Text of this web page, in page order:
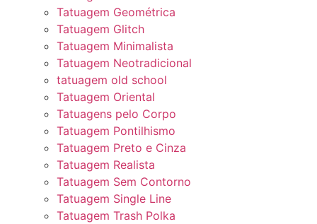
Tatuagem Geométrica
Tatuagem Glitch
Tatuagem Minimalista
Tatuagem Neotradicional
tatuagem old school
Tatuagem Oriental
Tatuagens pelo Corpo
Tatuagem Pontilhismo
Tatuagem Preto e Cinza
Tatuagem Realista
Tatuagem Sem Contorno
Tatuagem Single Line
Tatuagem Trash Polka